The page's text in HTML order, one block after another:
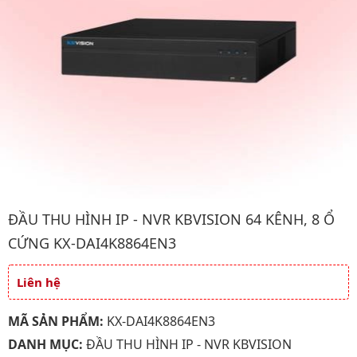
Hình ảnh đại diện của sản phẩm Đầu thu hình IP - NVR kbvision
ĐẦU THU HÌNH IP - NVR KBVISION 64 KÊNH, 8 Ổ
CỨNG KX-DAI4K8864EN3
Giá và khuyến mãi
Liên hệ
MÃ SẢN PHẨM: KX-DAI4K8864EN3
DANH MỤC: ĐẦU THU HÌNH IP - NVR KBVISION